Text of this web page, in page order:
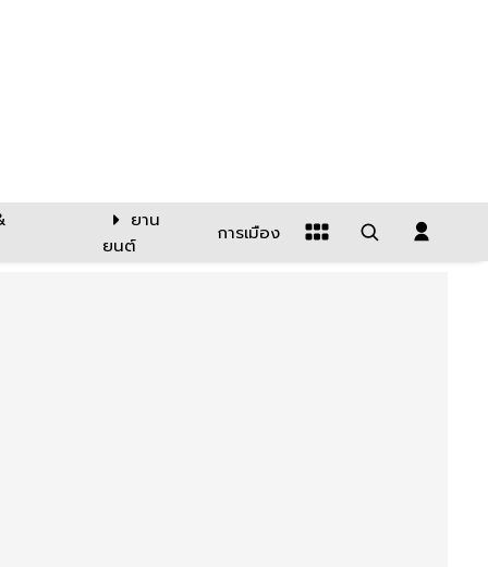
ยาน
ยนต์
การเมือง